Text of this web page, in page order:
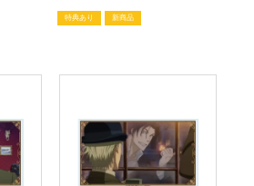
特典あり 新商品